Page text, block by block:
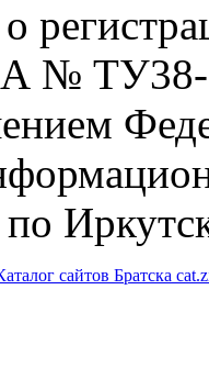
№ ТУ38-